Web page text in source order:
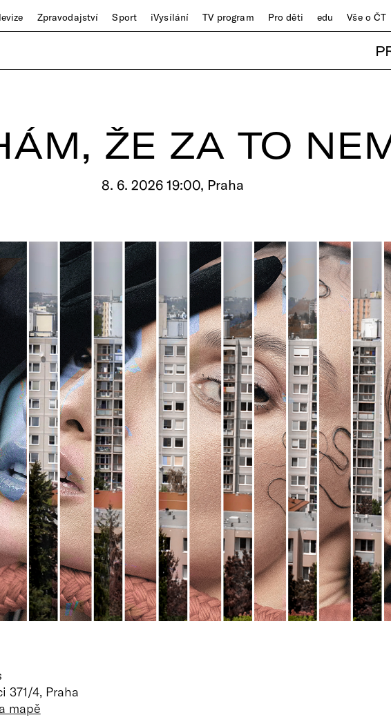
Zpravodajství Sport iVysílání TV program Pro děti edu Vše o ČT
ŽE ZA TO
8. 6. 2026 19:00, Praha
371/4, Praha
mapě